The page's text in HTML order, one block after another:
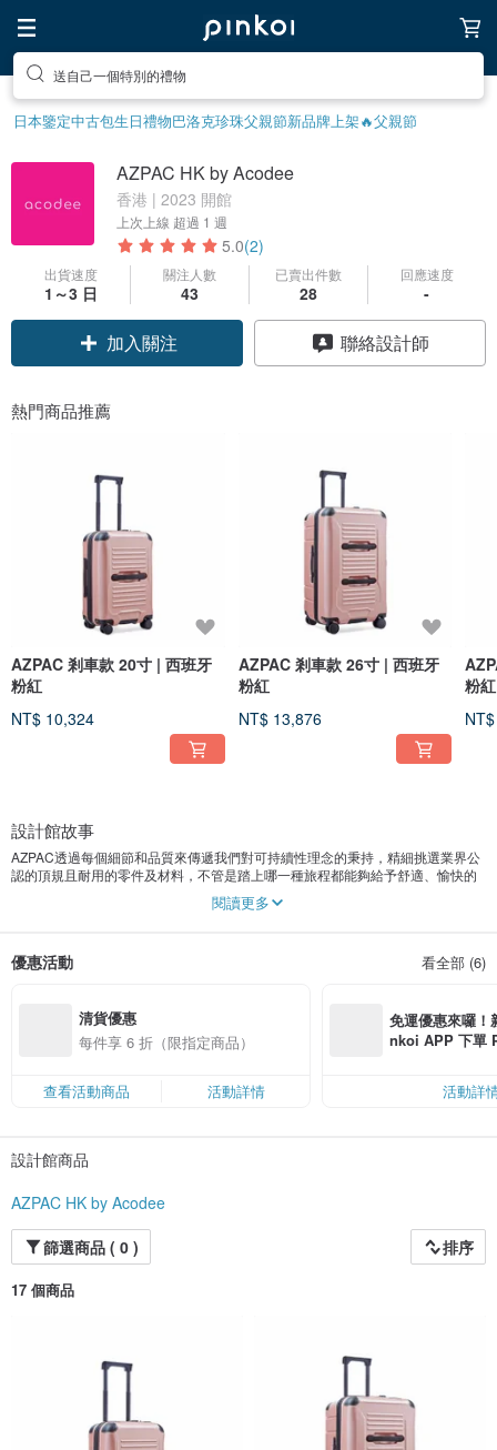
送自己一個特別的禮物
日本鑒定中古包生日禮物巴洛克珍珠父親節新品牌上架🔥父親節
AZPAC HK by Acodee
香港 | 2023 開館
上次上線 超過 1 週
5.0(2)
出貨速度
1～3 日
關注人數
43
已賣出件數
28
回應速度
-
加入關注 聯絡設計師
熱門商品推薦
AZPAC 剎車款 20寸 | 西班牙
粉紅
NT$ 10,324
AZPAC 剎車款 26寸 | 西班牙
粉紅
NT$ 13,876
粉紅
設計館故事
AZPAC透過每個細節和品質來傳遞我們對可持續性理念的秉持，精細挑選業界公
認的頂規且耐用的零件及材料，不管是踏上哪一種旅程都能夠給予舒適、愉快的
閱讀更多
優惠活動 看全部 (6)
清貨優惠
每件享 6 折（限指定商品）
查看活動商品 活動詳情
免運優惠來囉
nkoi APP 下單
活動詳
設計館商品
AZPAC HK by Acodee
篩選商品 ( 0 )
排序
17 個商品